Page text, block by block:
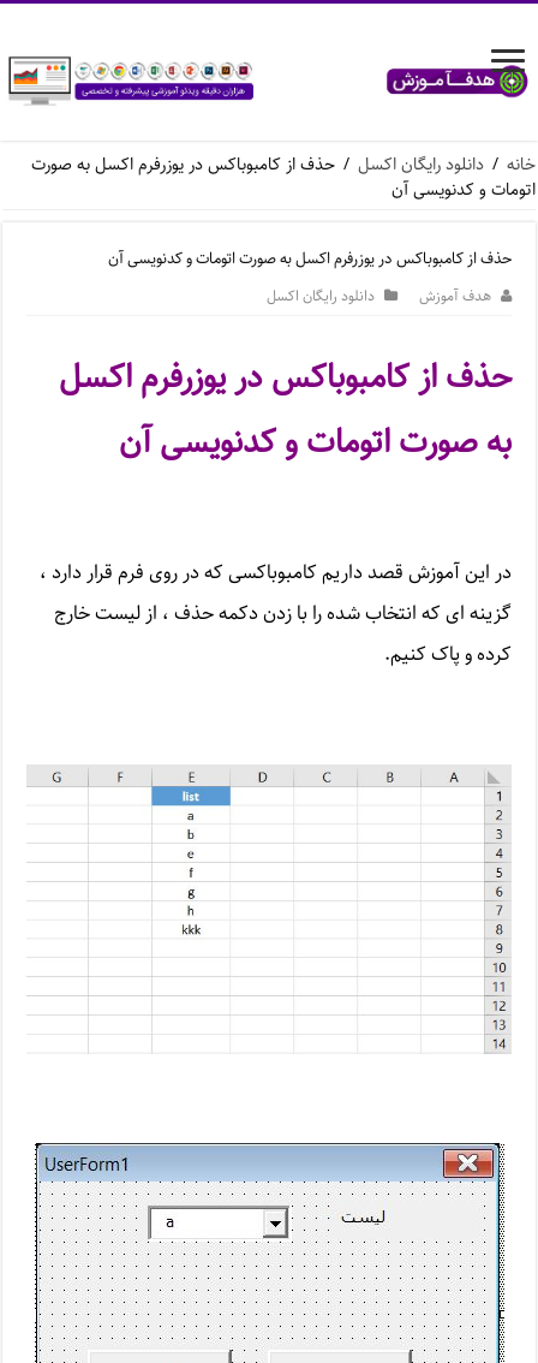
خانه / دانلود رایگان اکسل / حذف از کامبوباکس در یوزرفرم اکسل به صورت
اتومات و کدنویسی آن
حذف از کامبوباکس در یوزرفرم اکسل به صورت اتومات و کدنویسی آن
هدف آموزش دانلود رایگان اکسل
حذف از کامبوباکس در یوزرفرم اکسل
به صورت اتومات و کدنویسی آن
در این آموزش قصد داریم کامبوباکسی که در روی فرم قرار دارد ،
گزینه ای که انتخاب شده را با زدن دکمه حذف ، از لیست خارج
کرده و پاک کنیم.